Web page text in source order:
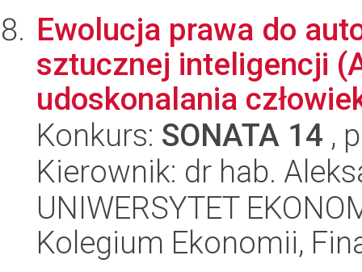
Ewolucja prawa do
sztucznej inteligencji
udoskonalania
Konkurs: SONATA 14 ,
Kierownik: dr hab.
UNIWERSYTET
Kolegium Ekonomii,